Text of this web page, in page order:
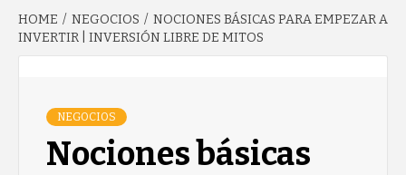
HOME NEGOCIOS
NOCIONES BÁSICAS PARA EMPEZAR A
INVERTIR | INVERSIÓN LIBRE DE MITOS
NEGOCIOS
Nociones básicas